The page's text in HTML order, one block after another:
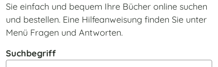
Sie einfach und bequem Ihre Bücher online suchen
und bestellen. Eine Hilfeanweisung finden Sie unter
Menü Fragen und Antworten.
Suchbegriff